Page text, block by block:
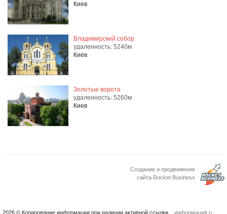
Киев
Владимирский собор
удаленность: 5240м
Киев
Золотые ворота
удаленность: 5260м
Киев
Создание и продвижение
сайта Rocket Business
2026 © Копирование информации при наличии активной ссылки. информация о